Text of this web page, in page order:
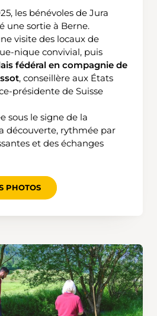
les bénévoles de Jura
une sortie à Berne.
visite des locaux de
nique convivial, puis
fédéral en compagnie de
, conseillère aux États
présidente de Suisse
sous le signe de la
découverte, rythmée par
et des échanges
PHOTOS